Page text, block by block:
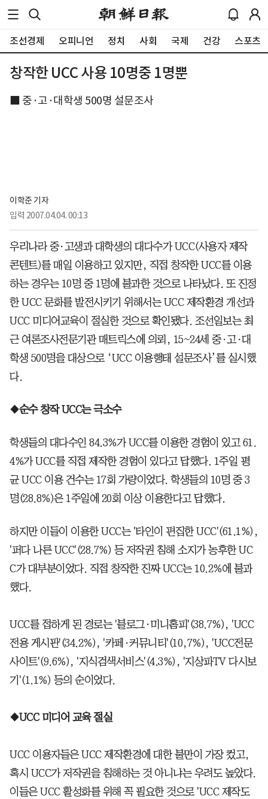
조선경제 오피니언 정치 사회 국제 건강 스포츠
창작한 UCC 사용 10명중 1명뿐
■ 중·고·대학생 500명 설문조사
이학준 기자
입력 2007.04.04. 00:13
우리나라 중·고생과 대학생의 대다수가 UCC(사용자 제작
콘텐트)를 매일 이용하고 있지만, 직접 창작한 UCC를 이용
하는 경우는 10명 중 1명에 불과한 것으로 나타났다. 또 진정
한 UCC 문화를 발전시키기 위해서는 UCC 제작환경 개선과
UCC 미디어교육이 절실한 것으로 확인됐다. 조선일보는 최
근 여론조사전문기관 매트릭스에 의뢰, 15~24세 중·고·대
학생 500명을 대상으로 ‘UCC 이용행태 설문조사’를 실시했
다.
◆순수 창작 UCC는 극소수
학생들의 대다수인 84.3%가 UCC를 이용한 경험이 있고 61.
4%가 UCC를 직접 제작한 경험이 있다고 답했다. 1주일 평
균 UCC 이용 건수는 17회 가량이었다. 학생들의 10명 중 3
명(28.8%)은 1주일에 20회 이상 이용한다고 답했다.
하지만 이들이 이용한 UCC는 '타인이 편집한 UCC'(61.1%),
'퍼다 나른 UCC'(28.7%) 등 저작권 침해 소지가 농후한 UC
C가 대부분이었다. 직접 창작한 진짜 UCC는 10.2%에 불과
했다.
UCC를 접하게 된 경로는 '블로그·미니홈피'(38.7%), 'UCC
전용 게시판'(34.2%), '카페·커뮤니티'(10,7%), 'UCC전문
사이트'(9.6%), '지식검색서비스'(4.3%), '지상파TV 다시보
기'(1.1%) 등의 순이었다.
◆UCC 미디어 교육 절실
UCC 이용자들은 UCC 제작환경에 대한 불만이 가장 컸고,
혹시 UCC가 저작권을 침해하는 것 아니냐는 우려도 높았다.
이들은 UCC 활성화를 위해 꼭 필요한 것으로 'UCC 제작도